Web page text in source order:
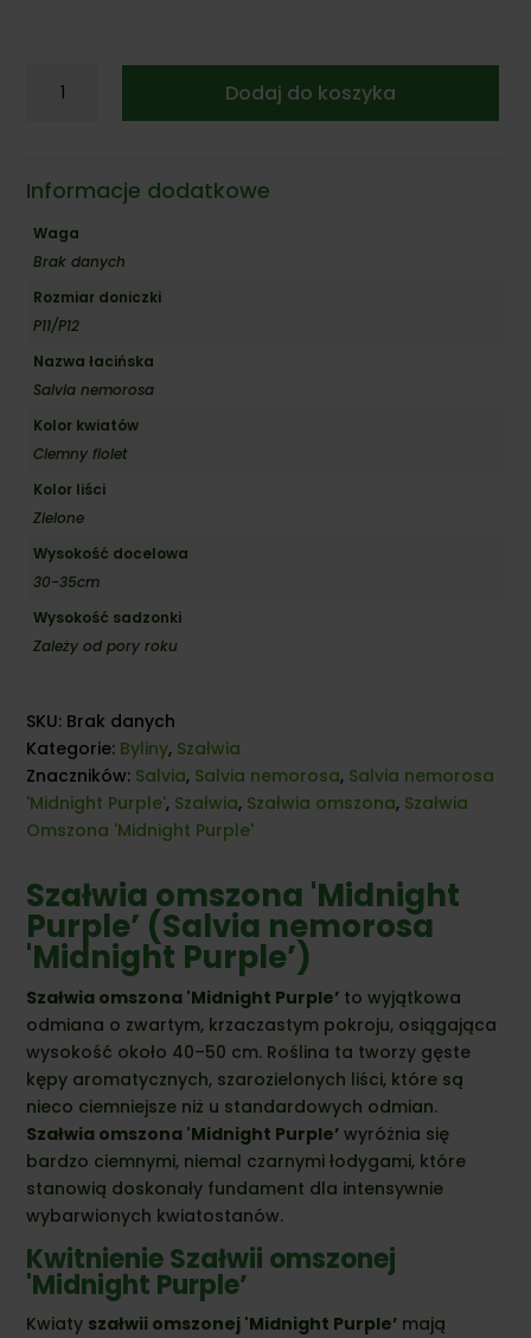
Szałwia
Purple'
Dodaj do koszyka
Informacje dodatkowe
Waga
Brak danych
Rozmiar doniczki
P11/P12
Nazwa łacińska
Salvia nemorosa
Kolor kwiatów
Ciemny fiolet
Kolor liści
Zielone
Wysokość docelowa
30-35cm
Wysokość sadzonki
Zależy od pory roku
SKU: Brak danych
Kategorie: Byliny, Szałwia
Znaczników: Salvia, Salvia nemorosa, Salvia nemorosa
'Midnight Purple', Szałwia, Szałwia omszona, Szałwia
Omszona 'Midnight Purple'
Szałwia omszona 'Midnight
Purple’ (Salvia nemorosa
'Midnight Purple’)
Szałwia omszona 'Midnight Purple’ to wyjątkowa
odmiana o zwartym, krzaczastym pokroju, osiągająca
wysokość około 40–50 cm. Roślina ta tworzy gęste
kępy aromatycznych, szarozielonych liści, które są
nieco ciemniejsze niż u standardowych odmian.
Szałwia omszona 'Midnight Purple’ wyróżnia się
bardzo ciemnymi, niemal czarnymi łodygami, które
stanowią doskonały fundament dla intensywnie
wybarwionych kwiatostanów.
Kwitnienie Szałwii omszonej
'Midnight Purple’
Kwiaty szałwii omszonej 'Midnight Purple’ mają